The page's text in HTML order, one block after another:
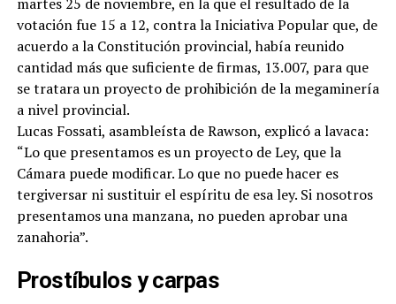
votación fue 15 a 12, contra la Iniciativa Popular que, de
acuerdo a la Constitución provincial, había reunido
cantidad más que suficiente de firmas, 13.007, para que
se tratara un proyecto de prohibición de la megaminería
a nivel provincial.
Lucas Fossati, asambleísta de Rawson, explicó a lavaca:
“Lo que presentamos es un proyecto de Ley, que la
Cámara puede modificar. Lo que no puede hacer es
tergiversar ni sustituir el espíritu de esa ley. Si nosotros
presentamos una manzana, no pueden aprobar una
zanahoria”.
Prostíbulos y carpas